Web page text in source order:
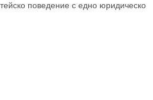
поведение с едно юридическо